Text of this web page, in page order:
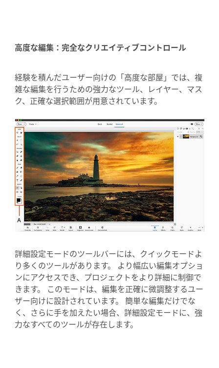
高度な編集：完全なクリエイティブコントロール
経験を積んだユーザー向けの「高度な部屋」では、複
雑な編集を行うための強力なツール、レイヤー、マス
ク、正確な選択範囲が用意されています。
詳細設定モードのツールバーには、クイックモードよ
り多くのツールがあります。 より幅広い編集オプショ
ンにアクセスでき、プロジェクトをより詳細に制御で
きます。 このモードは、編集を正確に微調整するユー
ザー向けに設計されています。 簡単な編集だけでな
く、さらに手を加えたい場合、詳細設定モードに、強
力なすべてのツールが存在します。